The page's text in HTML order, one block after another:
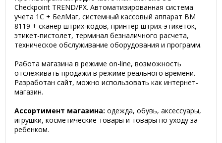
Checkpoint TREND/PX. Автоматизированная система
учета 1С + БелМаг, системный кассовый аппарат ВМ
8119 + сканер штрих-кодов, принтер штрих-этикеток,
этикет-пистолет, терминал безналичного расчета,
техническое обслуживание оборудования и программ.
Работа магазина в режиме on-line, возможность
отслеживать продажи в режиме реального времени.
Разработан сайт, можно использовать как интернет-
магазин.
Ассортимент магазина: одежда, обувь, аксессуары,
игрушки, косметические товары и товары по уходу за
ребенком.